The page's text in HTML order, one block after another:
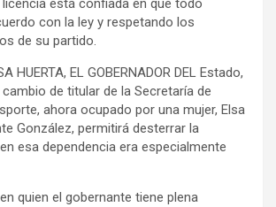
está confiada en que todo
con la ley y respetando los
de su partido.
HUERTA, EL GOBERNADOR DEL Estado,
de titular de la Secretaría de
ahora ocupado por una mujer, Elsa
González, permitirá desterrar la
esa dependencia era especialmente
quien el gobernante tiene plena